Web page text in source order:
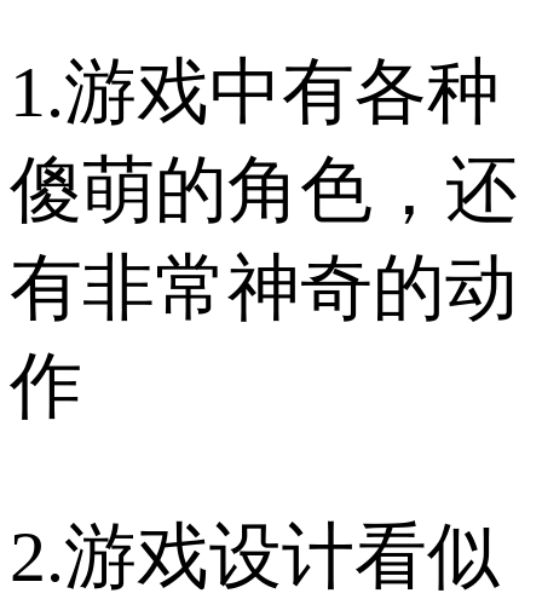
1.游戏中有各种
傻萌的角色，还
有非常神奇的动
作
2.游戏设计看似